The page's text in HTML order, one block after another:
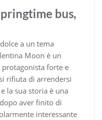
bus,
a un tema
Moon è un
forte e
rifiuta di arrendersi
la sua storia è una
aver finito di
interessante